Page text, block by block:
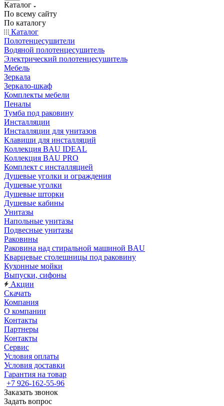
Каталог
По всему сайту
По каталогу
Каталог
Полотенцесушители
Водяной полотенцесушитель
Электрический полотенцесушитель
Мебель
Зеркала
Зеркало-шкаф
Комплекты мебели
Пеналы
Тумба под раковину
Инсталляции
Инсталляции для унитазов
Клавиши для инсталляций
Коллекция BAU IDEAL
Коллекция BAU PRO
Комплект с инсталляцией
Душевые уголки и ограждения
Душевые уголки
Душевые шторки
Душевые кабины
Унитазы
Напольные унитазы
Подвесные унитазы
Раковины
Раковина над стиральной машиной BAU
Кварцевые столешницы под раковину
Кухонные мойки
Выпуски, сифоны
Акции
Скачать
Компания
О компании
Контакты
Партнеры
Контакты
Сервис
Условия оплаты
Условия доставки
Гарантия на товар
+7 926-162-55-96
Заказать звонок
Задать вопрос